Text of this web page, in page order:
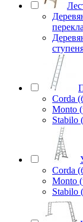
Corda
Monto
Stabilo
Corda
Monto
Stabilo